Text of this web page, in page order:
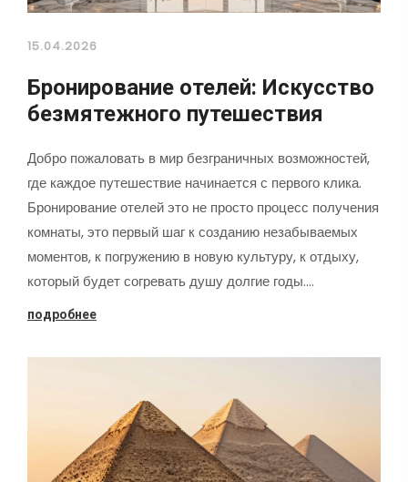
15.04.2026
Бронирование отелей: Искусство
безмятежного путешествия
Добро пожаловать в мир безграничных возможностей,
где каждое путешествие начинается с первого клика.
Бронирование отелей это не просто процесс получения
комнаты, это первый шаг к созданию незабываемых
моментов, к погружению в новую культуру, к отдыху,
который будет согревать душу долгие годы.…
подробнее